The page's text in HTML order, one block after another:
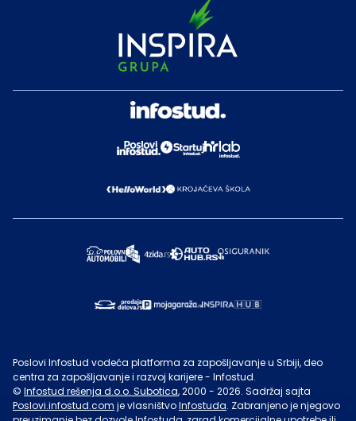
Poslovi Infostud vodeća platforma za zapošljavanje u Srbiji, deo
centra za zapošljavanje i razvoj karijere - Infostud.
© Infostud rešenja d.o.o. Subotica, 2000 - 2026. Sadržaj sajta
Poslovi.infostud.com je vlasništvoInfostuda. Zabranjeno je njegovo